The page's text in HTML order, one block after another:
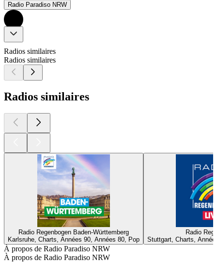
Radio Paradiso NRW
Radios similaires
Radios similaires
Radios similaires
Radio Regenbogen Baden-Württemberg
Karlsruhe, Charts, Années 90, Années 80, Pop
Radio
Stuttgart, Charts,
À propos de Radio Paradiso NRW
À propos de Radio Paradiso NRW